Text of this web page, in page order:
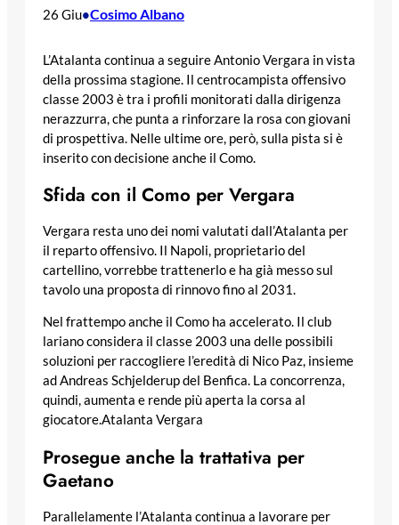
26 Giu•Cosimo Albano
L’Atalanta continua a seguire Antonio Vergara in vista
della prossima stagione. Il centrocampista offensivo
classe 2003 è tra i profili monitorati dalla dirigenza
nerazzurra, che punta a rinforzare la rosa con giovani
di prospettiva. Nelle ultime ore, però, sulla pista si è
inserito con decisione anche il Como.
Sfida con il Como per Vergara
Vergara resta uno dei nomi valutati dall’Atalanta per
il reparto offensivo. Il Napoli, proprietario del
cartellino, vorrebbe trattenerlo e ha già messo sul
tavolo una proposta di rinnovo fino al 2031.
Nel frattempo anche il Como ha accelerato. Il club
lariano considera il classe 2003 una delle possibili
soluzioni per raccogliere l’eredità di Nico Paz, insieme
ad Andreas Schjelderup del Benfica. La concorrenza,
quindi, aumenta e rende più aperta la corsa al
giocatore.Atalanta Vergara
Prosegue anche la trattativa per
Gaetano
Parallelamente l’Atalanta continua a lavorare per